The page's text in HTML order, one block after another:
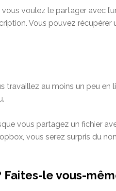
voulez le partager avec
Vous pouvez récupérer
travaillez au moins un peu en
vous partagez un fichier
vous serez surpris du
Faites-le vous-